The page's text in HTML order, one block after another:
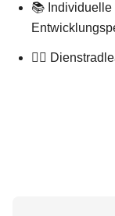
📚 Individuelle
🚴‍♂️